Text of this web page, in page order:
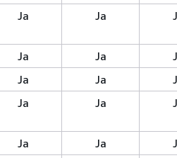
Ja Ja
Ja Ja
Ja Ja
Ja Ja
Ja Ja